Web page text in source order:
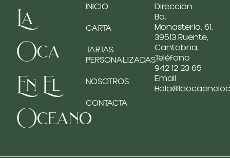
La
Oca
En El
Oceano
INICIO
CARTA
TARTAS
PERSONALIZADAS
NOSOTROS
CONTACTA
Dirección
Bo.
Monasterio, 61,
39513 Ruente,
Cantabria.
Teléfono
942 12 23 65
Email